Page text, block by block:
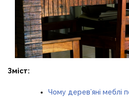
Зміст:
Чому дерев’яні меблі